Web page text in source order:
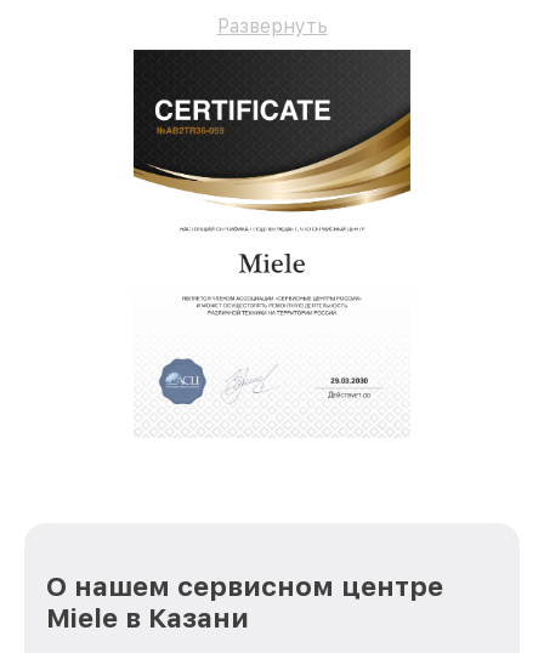
Развернуть
О нашем сервисном центре
Miele в Казани